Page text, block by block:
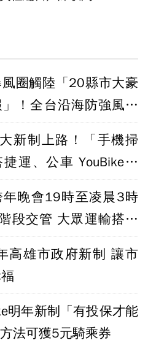
圈觸陸「20縣市大豪
！全台沿海防強風、
新制上路！「手機掃
運、公車 YouBike一
年晚會19時至凌晨3時
段交管 大眾運輸搭乘
高雄市政府新制 讓市
明年新制「有投保才能
法可獲5元騎乘券